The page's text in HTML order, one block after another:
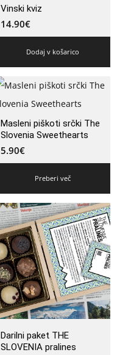
Vinski kviz
14.90€
Dodaj v košarico
Masleni piškoti srčki The
Slovenia Sweethearts
5.90€
Preberi več
Darilni paket THE
SLOVENIA pralines